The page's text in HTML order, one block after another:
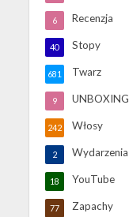
Recenzja
6
Stopy
40
Twarz
681
UNBOXING
9
Włosy
242
Wydarzenia
2
YouTube
18
Zapachy
77